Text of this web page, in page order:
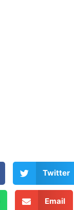
Twitter
Email